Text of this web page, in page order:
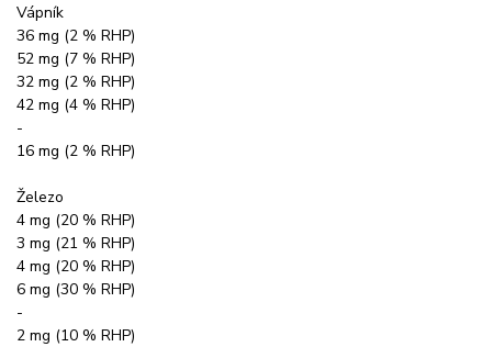
Vápník
36 mg (2 % RHP)
52 mg (7 % RHP)
32 mg (2 % RHP)
42 mg (4 % RHP)
-
16 mg (2 % RHP)
Železo
4 mg (20 % RHP)
3 mg (21 % RHP)
4 mg (20 % RHP)
6 mg (30 % RHP)
-
2 mg (10 % RHP)